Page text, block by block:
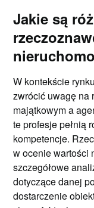
Jakie są
W kontekście
zwrócić uwagę na
majątkowym a
te profesje pełnią
kompetencje.
w ocenie wartości
szczegółowe
dotyczące danej
dostarczenie